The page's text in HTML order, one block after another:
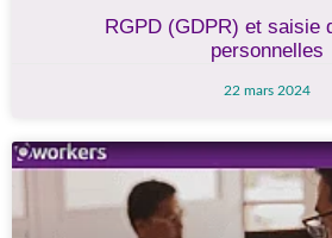
RGPD (GDPR) et saisie
personnelles
22 mars 2024